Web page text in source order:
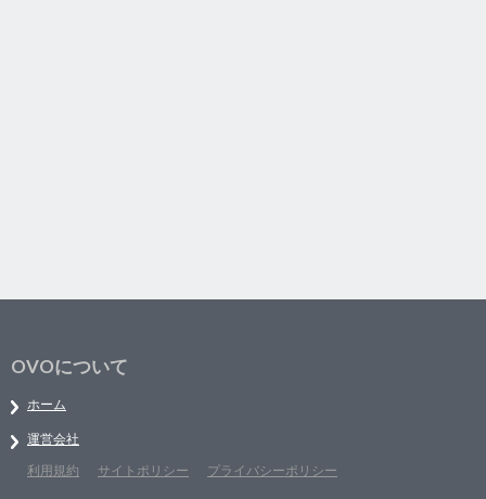
OVOについて
ホーム
運営会社
利用規約
サイトポリシー プライバシーポリシー